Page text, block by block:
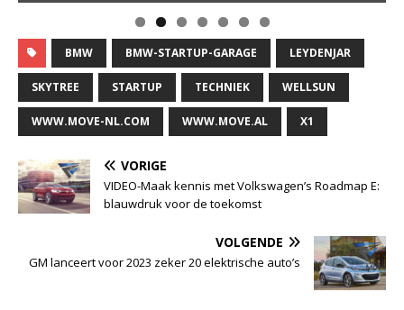
BMW BMW-STARTUP-GARAGE LEYDENJAR
SKYTREE STARTUP TECHNIEK WELLSUN
WWW.MOVE-NL.COM WWW.MOVE.AL X1
VORIGE
VIDEO-Maak kennis met Volkswagen’s Roadmap E:
blauwdruk voor de toekomst
VOLGENDE
GM lanceert voor 2023 zeker 20 elektrische auto’s